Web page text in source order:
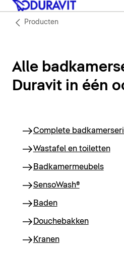
Producten
Alle
Duravit in één
Complete
Wastafel en toiletten
Badkamermeubels
SensoWash®
Baden
Douchebakken
Kranen